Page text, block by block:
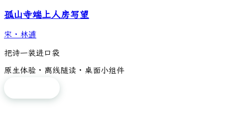
孤山寺端上人房写望
宋 · 林逋
把诗一装进口袋
原生体验 · 离线随读 · 桌面小组件